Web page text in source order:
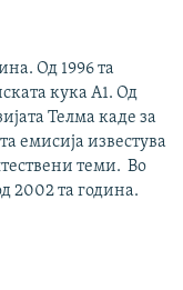
Од 1996 та
кука А1. Од
Телма каде за
емисија известува
теми. Во
2002 та година.